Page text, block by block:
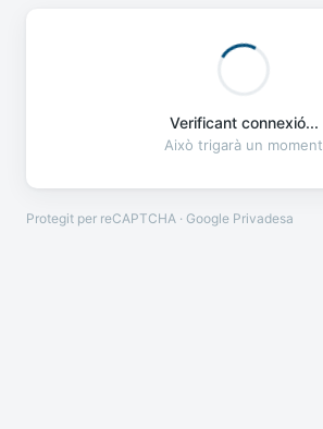
Verificant connexió...
Això trigarà un moment
Protegit per reCAPTCHA · Google Privadesa